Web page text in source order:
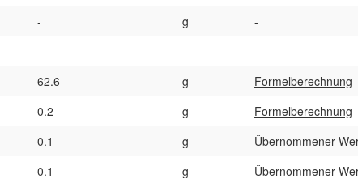
- g
-
62.6 g
Formelberechnung
0.2 g
Formelberechnung
0.1 g
Übernommener
0.1 g Übernommener